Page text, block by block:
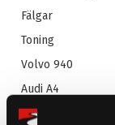
Fälgar
Toning
Volvo 940
Audi A4
Bromskit